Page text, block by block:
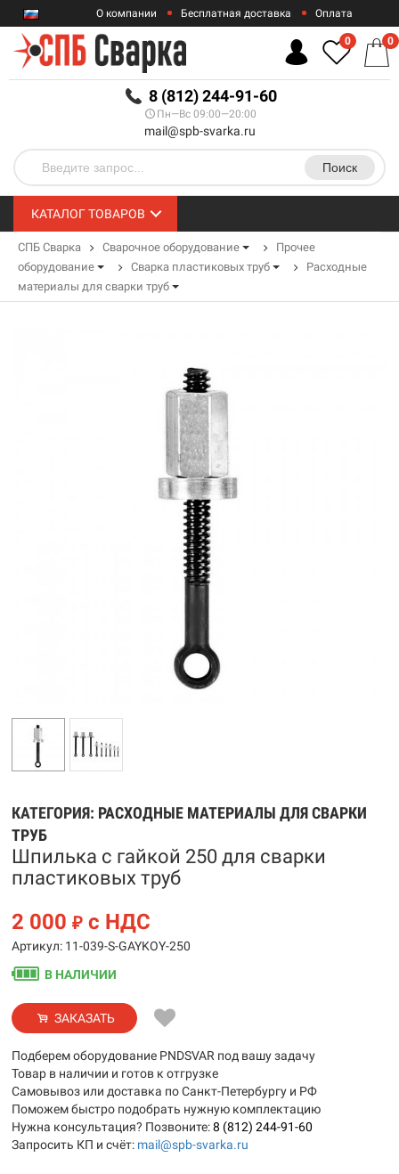
RUB
О компании Бесплатная доставка Оплата
Гарантии
8 (812) 244-91-60
Пн—Вс 09:00—20:00
mail@spb-svarka.ru
Поиск
0 0
КАТАЛОГ ТОВАРОВ
СПБ Сварка Сварочное оборудование
Прочее
оборудование
Сварка пластиковых труб
Расходные
материалы для сварки труб
КАТЕГОРИЯ: РАСХОДНЫЕ МАТЕРИАЛЫ ДЛЯ СВАРКИ
ТРУБ
Шпилька с гайкой 250 для сварки
пластиковых труб
2 000 ₽ с НДС
Артикул: 11-039-S-GAYKOY-250
В НАЛИЧИИ
ЗАКАЗАТЬ
Подберем оборудование PNDSVAR под вашу задачу
Товар в наличии и готов к отгрузке
Самовывоз или доставка по Санкт-Петербургу и РФ
Поможем быстро подобрать нужную комплектацию
Нужна консультация? Позвоните:8 (812) 244-91-60
Запросить КП и счёт: mail@spb-svarka.ru